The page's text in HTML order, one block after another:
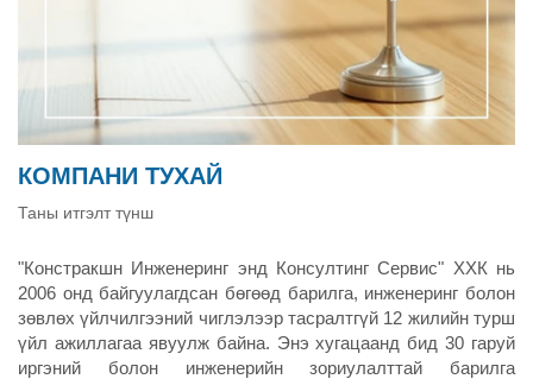
КОМПАНИ ТУХАЙ
Таны итгэлт түнш
"Констракшн Инженеринг энд Консултинг Сервис" ХХК нь
2006 онд байгуулагдсан бөгөөд барилга, инженеринг болон
зөвлөх үйлчилгээний чиглэлээр тасралтгүй 12 жилийн турш
үйл ажиллагаа явуулж байна. Энэ хугацаанд бид 30 гаруй
иргэний болон инженерийн зориулалттай барилга